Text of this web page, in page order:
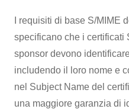
I requisiti di base S/MIME
specificano che i certificati
sponsor devono
includendo il loro nome e
nel Subject Name del
una maggiore garanzia di